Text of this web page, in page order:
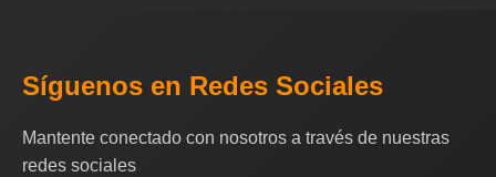
Síguenos en Redes Sociales
Mantente conectado con nosotros a través de nuestras
redes sociales